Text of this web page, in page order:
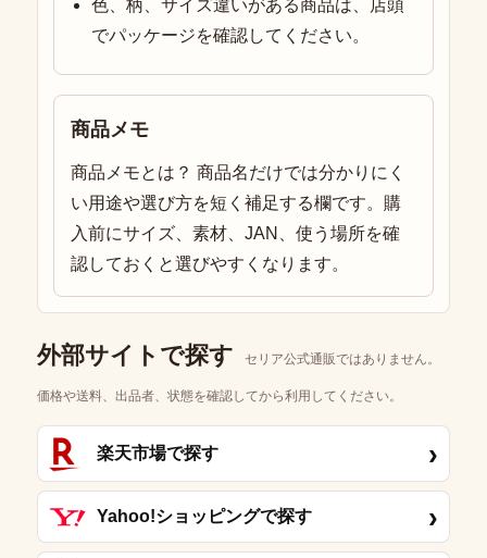
色、柄、サイズ違いがある商品は、店頭
でパッケージを確認してください。
商品メモ
商品メモとは？ 商品名だけでは分かりにく
い用途や選び方を短く補足する欄です。購
入前にサイズ、素材、JAN、使う場所を確
認しておくと選びやすくなります。
外部サイトで探す セリア公式通販ではありません。
価格や送料、出品者、状態を確認してから利用してください。
楽天市場で探す ›
Yahoo!ショッピングで探す ›